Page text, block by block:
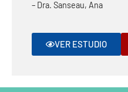
– Dra. Sanseau, Ana
VER ESTUDIO